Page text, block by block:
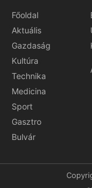
Főoldal
Aktuális
Gazdaság
Kultúra
Technika
Medicina
Sport
Gasztro
Bulvár